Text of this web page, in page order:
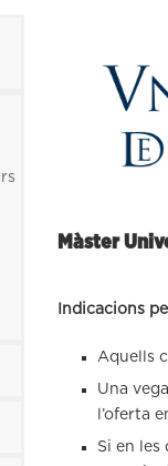
Màster
Indicacions
Aquells
Una
l’oferta
Si en les